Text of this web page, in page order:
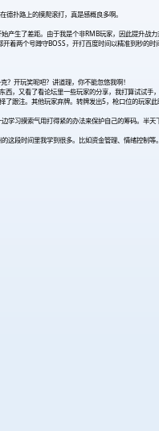
扑路上的摸爬滚打，真是感概良多啊。
生了差距。由于我是个非RMB玩家，因此提升战
两个号蹲守BOSS，开打百度时间以精准到秒的
开玩笑呢吧？讲道理，你不能忽悠我啊！
，又看了看论坛里一些玩家的分享，我打算试试手
注。其他玩家弃牌。转牌发出5，枪口位的玩家
习摸索气用打得紧的办法来保护自己的筹码。半
段时间里我学到很多。比如资金管理、情绪控制